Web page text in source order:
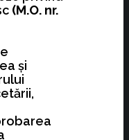
(M.O. nr.
şi